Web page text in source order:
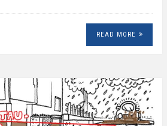
READ MORE